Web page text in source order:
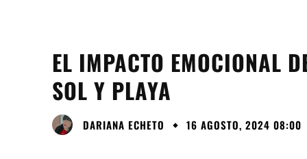
EL IMPACTO EMOCIONAL
SOL Y PLAYA
DARIANA ECHETO 16 AGOSTO, 2024 08:00